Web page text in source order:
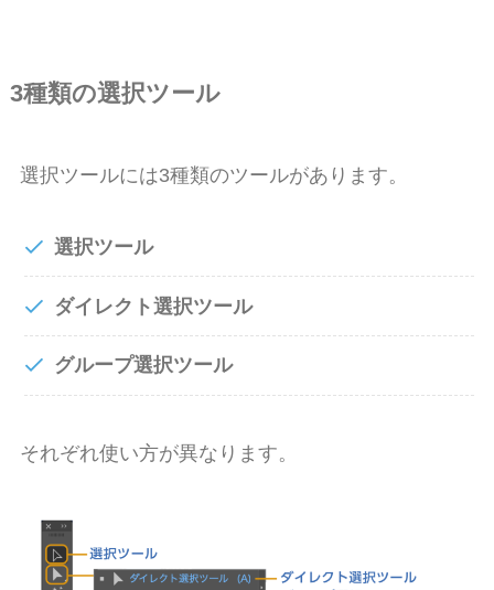
3種類の選択ツール
選択ツールには3種類のツールがあります。
選択ツール
ダイレクト選択ツール
グループ選択ツール
それぞれ使い方が異なります。